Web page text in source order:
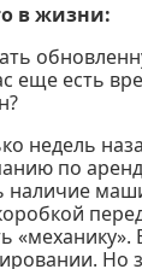
в жизни:
еще есть
недель
по
наличие
«механику».
Но